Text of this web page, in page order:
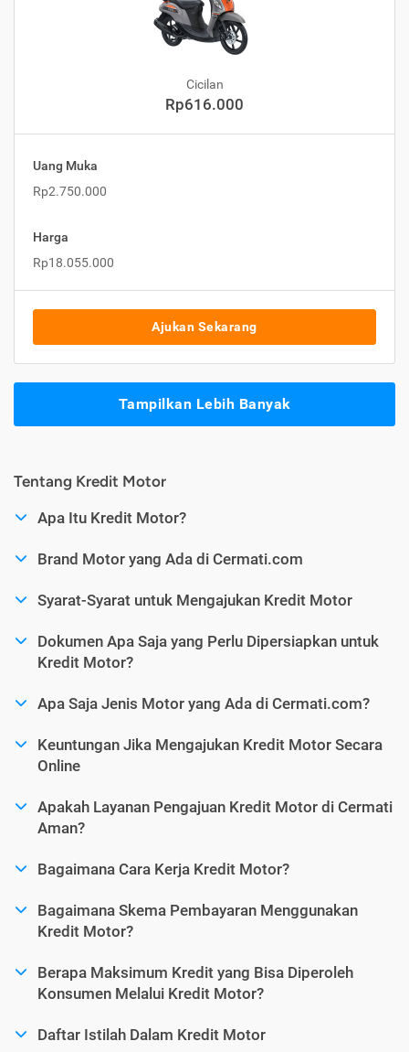
Cicilan
Rp616.000
Uang Muka
Rp2.750.000
Harga
Rp18.055.000
Ajukan Sekarang
Tampilkan Lebih Banyak
Tentang Kredit Motor
Apa Itu Kredit Motor?
Brand Motor yang Ada di Cermati.com
Syarat-Syarat untuk Mengajukan Kredit Motor
Dokumen Apa Saja yang Perlu Dipersiapkan untuk
Kredit Motor?
Apa Saja Jenis Motor yang Ada di Cermati.com?
Keuntungan Jika Mengajukan Kredit Motor Secara
Online
Apakah Layanan Pengajuan Kredit Motor di Cermati
Aman?
Bagaimana Cara Kerja Kredit Motor?
Bagaimana Skema Pembayaran Menggunakan
Kredit Motor?
Berapa Maksimum Kredit yang Bisa Diperoleh
Konsumen Melalui Kredit Motor?
Daftar Istilah Dalam Kredit Motor